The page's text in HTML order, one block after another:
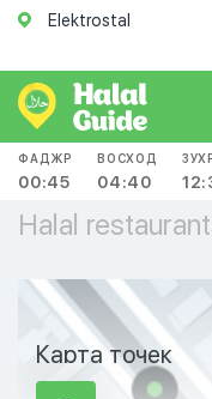
Elektrostal
ФАДЖР
00:45
ВОСХОД
04:40
Halal
Карта точек